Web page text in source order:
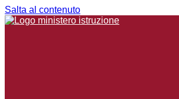
Salta al contenuto